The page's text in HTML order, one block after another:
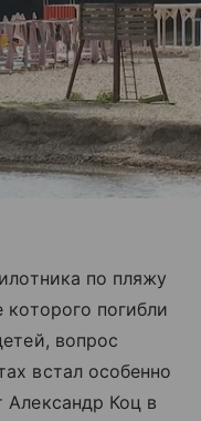
по пляжу
которого погибли
вопрос
встал особенно
Александр Коц в